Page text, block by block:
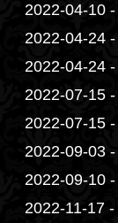
2022-04-10
2022-04-24
2022-04-24
2022-07-15
2022-07-15
2022-09-03
2022-09-10
2022-11-17